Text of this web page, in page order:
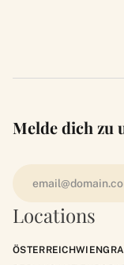
Locations
ÖSTERREICHWIEN
Melde dich zu